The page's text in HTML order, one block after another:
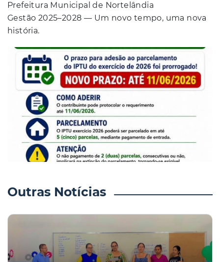
Prefeitura Municipal de Nortelândia
Gestão 2025–2028 — Um novo tempo, uma nova
história.
Outras Notícias